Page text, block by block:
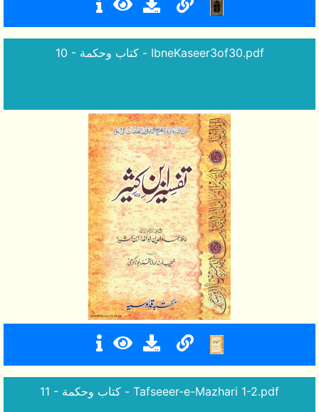
10 - كتاب وحكمة - IbneKaseer3of30.pdf
11 - كتاب وحكمة - Tafseeer-e-Mazhari 1-2.pdf